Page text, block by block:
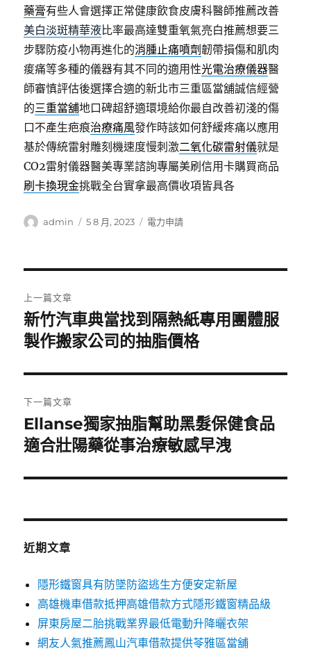
藥膏有些人會選擇正常健康飲食皮膚科醫師推薦改善
美白淡斑精華液比率最高達雙重氧氣亮白推薦想要三
步驟防疫小物再進化的消腫止痛噴劑韌帶損傷和肌肉
痠痛等多種的儀器有其不同的適用性光電治療儀器醫
師審慎評估後選擇合適的新北市三重區當舖誠信經營
的三重當舖地口碑超舒適環境給你最自改善初淺的傷
口不產生疤痕治療痛風發作時該如何舒緩疼痛以應用
基於傳統雷射雕刻機速度慢刺激二氧化碳雷射儀就是
CO2雷射儀器醫美專業諮詢專屬美刷信用卡購買商品
刷卡換現金挑戰全台實拿最高價收項皆具各
作
admin
發
5 8 月, 2023
分
電力申請
章
導
覽
上一篇文章
上
一
文
章:
新竹汽車典當找到隔熱紙專用團體服
製作搬家公司的抽脂價格
下一篇文章
下
一
文
Ellanse獨家抽脂幫助黑髮保健食品
適合壯陽藥從事治療敏感早洩
近期文章
隱形鐵窗具有防墜防盜逃生方便安定新屋
高雄機車借款抵押高雄借款方式隱形鐵窗精品級
屏東房屋二胎挑戰業界最低電動升降曬衣架
網友人氣推薦鳳山汽車借款提供苓雅區當舖